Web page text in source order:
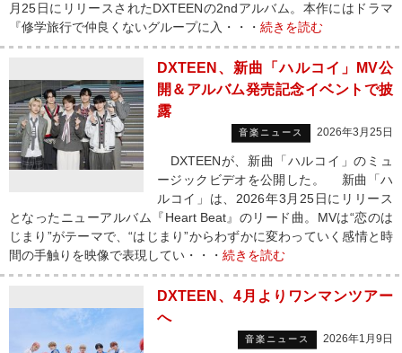
月25日にリリースされたDXTEENの2ndアルバム。本作にはドラマ
『修学旅行で仲良くないグループに入・・・ 続きを読む
DXTEEN、新曲「ハルコイ」MV公
開＆アルバム発売記念イベントで披
露
音楽ニュース 2026年3月25日
DXTEENが、新曲「ハルコイ」のミュ
ージックビデオを公開した。 新曲「ハ
ルコイ」は、2026年3月25日にリリース
となったニューアルバム『Heart Beat』のリード曲。MVは“恋のは
じまり”がテーマで、“はじまり”からわずかに変わっていく感情と時
間の手触りを映像で表現してい・・・ 続きを読む
DXTEEN、4月よりワンマンツアー
へ
音楽ニュース 2026年1月9日